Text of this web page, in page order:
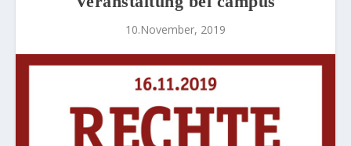
10.November, 2019